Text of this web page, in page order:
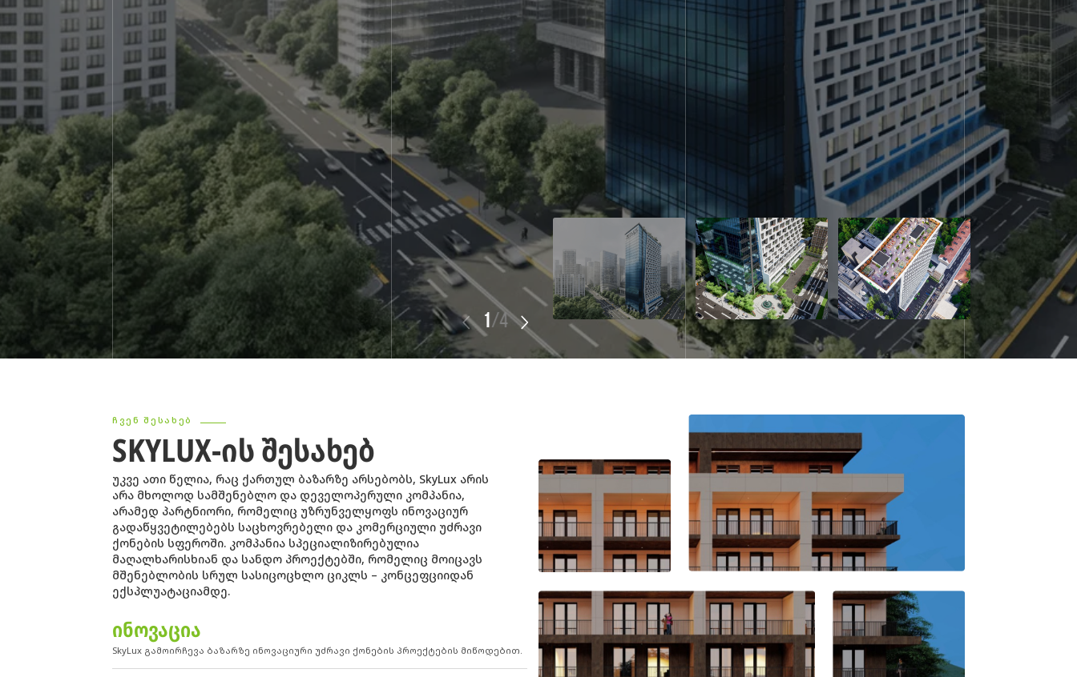
1/4
ᲩᲕᲔᲜ ᲨᲔᲡᲐᲮᲔᲑ
SKYLUX-ᲘᲡ ᲨᲔᲡᲐᲮᲔᲑ
უკვე ათი წელია, რაც ქართულ ბაზარზე არსებობს, SkyLux არის
არა მხოლოდ სამშენებლო და დეველოპერული კომპანია,
არამედ პარტნიორი, რომელიც უზრუნველყოფს ინოვაციურ
გადაწყვეტილებებს საცხოვრებელი და კომერციული უძრავი
ქონების სფეროში. კომპანია სპეციალიზირებულია
მაღალხარისხიან და სანდო პროექტებში, რომელიც მოიცავს
მშენებლობის სრულ სასიცოცხლო ციკლს – კონცეფციიდან
ექსპლუატაციამდე.
ᲘᲜᲝᲕᲐᲪᲘᲐ
SkyLux გამოირჩევა ბაზარზე ინოვაციური უძრავი ქონების პროექტების მიწოდებით.